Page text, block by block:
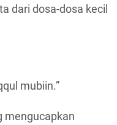
dari dosa-dosa kecil
mubiin.”
mengucapkan